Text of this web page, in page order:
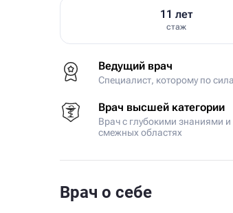
11 лет
стаж
Ведущий врач
Специалист, которому по
Врач высшей категории
Врач с глубокими знаниями
смежных областях
Врач о себе